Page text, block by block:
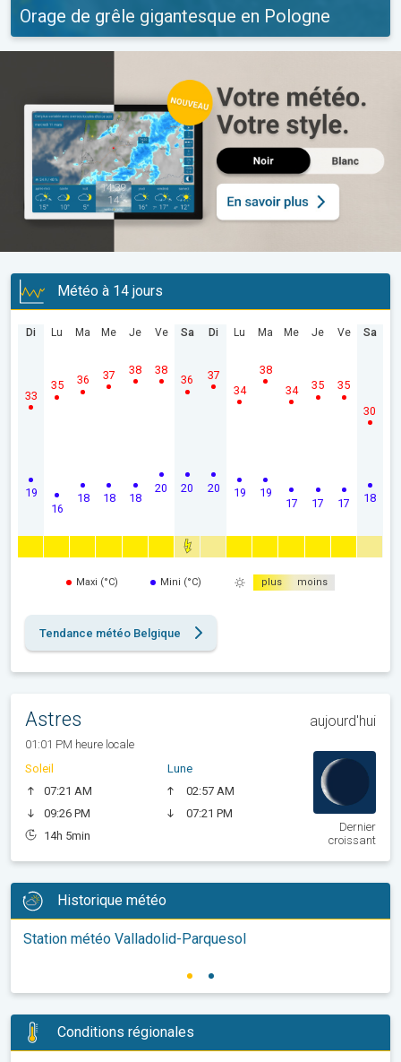
Orage de grêle gigantesque en Pologne
Météo à 14 jours
Di
19
33
Lu
16
35
Ma
18
36
Me
18
37
Je
18
38
Ve
20
38
Sa
20
36
Di
20
37
Lu
19
34
Ma
19
38
Me
17
34
Je
17
35
Ve
17
35
Sa
18
30
Maxi (°C) Mini (°C) plus moins
Tendance météo Belgique
Astres aujourd'hui
01:01 PM heure locale
Soleil
07:21 AM
09:26 PM
14h 5min
Lune
02:57 AM
07:21 PM
Dernier
croissant
Historique météo
Station météo Valladolid-Parquesol
Conditions régionales